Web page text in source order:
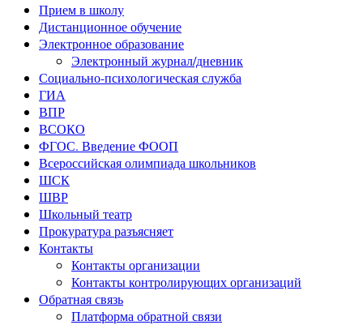
Прием в школу
Дистанционное обучение
Электронное образование
Электронный журнал/дневник
Социально-психологическая служба
ГИА
ВПР
ВСОКО
ФГОС. Введение ФООП
Всероссийская олимпиада школьников
ШСК
ШВР
Школьный театр
Прокуратура разъясняет
Контакты
Контакты организации
Контакты контролирующих организаций
Обратная связь
Платформа обратной связи